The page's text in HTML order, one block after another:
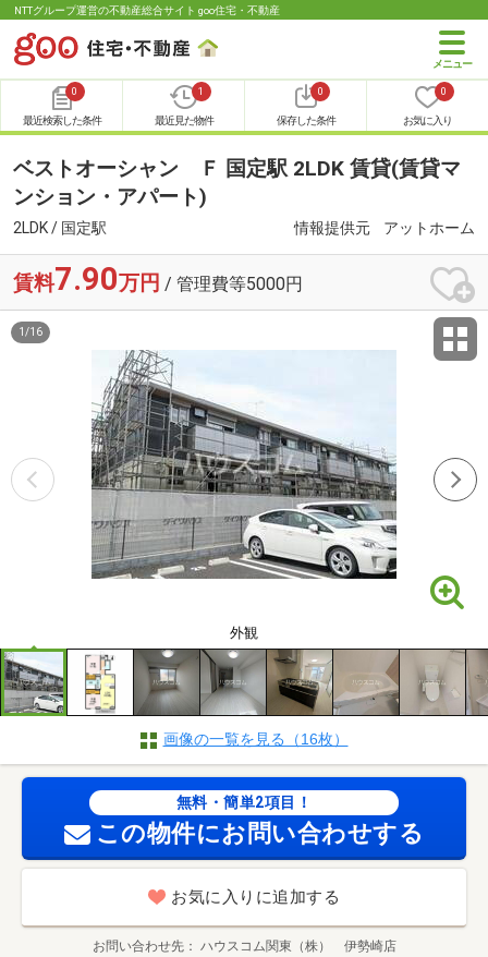
NTTグループ運営の不動産総合サイト goo住宅・不動産
0
最近検索した条件
1
最近見た物件
0
保存した条件
0
お気に入り
ベストオーシャン Ｆ 国定駅 2LDK 賃貸(賃貸マ
ンション・アパート)
2LDK / 国定駅 情報提供元 アットホーム
賃料7.90万円 / 管理費等5000円
外観
1 /16
画像の一覧を見る（16枚）
無料・簡単2項目！
この物件にお問い合わせする
お気に入りに追加する
お問い合わせ先 ハウスコム関東（株） 伊勢崎店